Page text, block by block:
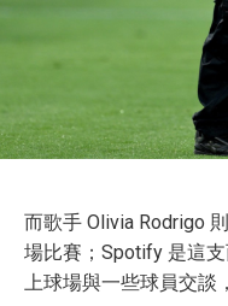
而歌手 Olivia Rodrigo
場比賽；Spotify 是這
上球場與一些球員交談